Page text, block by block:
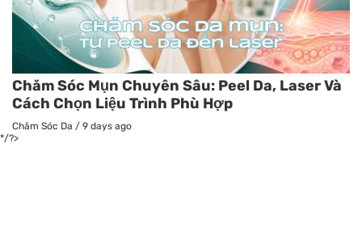
Chăm Sóc Mụn Chuyên Sâu: Peel Da, Laser Và
Cách Chọn Liệu Trình Phù Hợp
Chăm Sóc Da / 9 days ago
*/?>